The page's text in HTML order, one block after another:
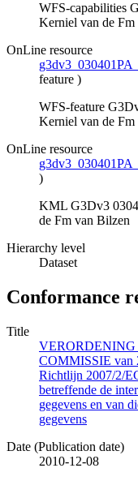
WFS-capabilities
Kerniel van de
OnLine resource
feature )
WFS-feature
Kerniel van de
OnLine resource
)
KML G3Dv3
de Fm van Bilzen
Hierarchy level
Dataset
Conformance
Title
VERORDENING
COMMISSIE van
Richtlijn 2007/2/
betreffende de
gegevens en van
gegevens
Date (Publication date)
2010-12-08